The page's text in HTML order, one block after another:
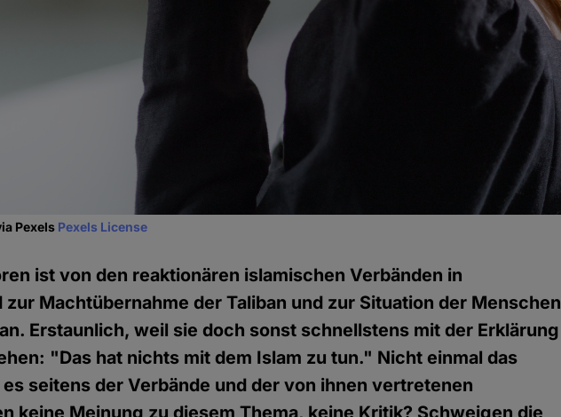
Pexels Pexels License
ist von den reaktionären islamischen Verbänden in
zur Machtübernahme der Taliban und zur Situation der Menschen
Erstaunlich, weil sie doch sonst schnellstens mit der Erklärung
"Das hat nichts mit dem Islam zu tun." Nicht einmal das
seitens der Verbände und der von ihnen vertretenen